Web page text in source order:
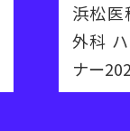
浜松
外科
ナー